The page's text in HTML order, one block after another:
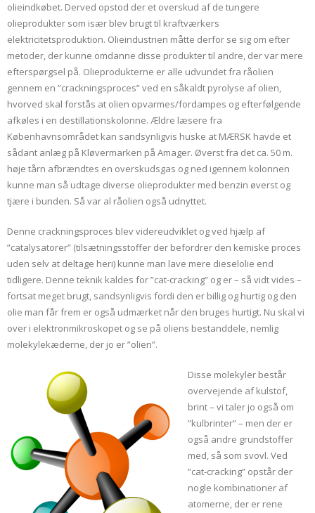
olieindkøbet. Derved opstod der et overskud af de tungere
olieprodukter som især blev brugt til kraftværkers
elektricitetsproduktion. Olieindustrien måtte derfor se sig om efter
metoder, der kunne omdanne disse produkter til andre, der var mere
efterspørgsel på. Olieprodukterne er alle udvundet fra råolien
gennem en ”crackningsproces” ved en såkaldt pyrolyse af olien,
hvorved skal forstås at olien opvarmes/fordampes og efterfølgende
afkøles i en destillationskolonne. Ældre læsere fra
Københavnsområdet kan sandsynligvis huske at MÆRSK havde et
sådant anlæg på Kløvermarken på Amager. Øverst fra det ca. 50 m.
høje tårn afbrændtes en overskudsgas og ned igennem kolonnen
kunne man så udtage diverse olieprodukter med benzin øverst og
tjære i bunden. Så var al råolien også udnyttet.
Denne crackningsproces blev videreudviklet og ved hjælp af
”catalysatorer” (tilsætningsstoffer der befordrer den kemiske proces
uden selv at deltage heri) kunne man lave mere dieselolie end
tidligere. Denne teknik kaldes for ”cat-cracking” og er – så vidt vides –
fortsat meget brugt, sandsynligvis fordi den er billig og hurtig og den
olie man får frem er også udmærket når den bruges hurtigt. Nu skal vi
over i elektronmikroskopet og se på oliens bestanddele, nemlig
molekylekæderne, der jo er ”olien”.
Disse molekyler består
overvejende af kulstof,
brint – vi taler jo også om
”kulbrinter” – men der er
også andre grundstoffer
med, så som svovl. Ved
”cat-cracking” opstår der
nogle kombinationer af
atomerne, der er rene